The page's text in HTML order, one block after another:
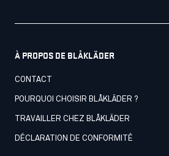
À PROPOS DE BLÅKLÄDER
CONTACT
POURQUOI CHOISIR BLÅKLÄDER ?
TRAVAILLER CHEZ BLÅKLÄDER
DÉCLARATION DE CONFORMITÉ